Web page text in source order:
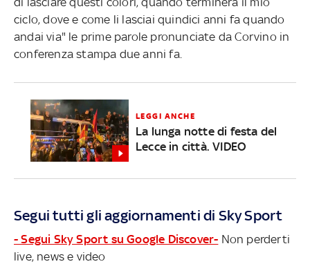
ciclo, dove e come li lasciai quindici anni fa quando
andai via" le prime parole pronunciate da Corvino in
conferenza stampa due anni fa.
LEGGI ANCHE
La lunga notte di festa del
Lecce in città. VIDEO
Segui tutti gli aggiornamenti di Sky Sport
- Segui Sky Sport su Google Discover- Non perderti
live, news e video